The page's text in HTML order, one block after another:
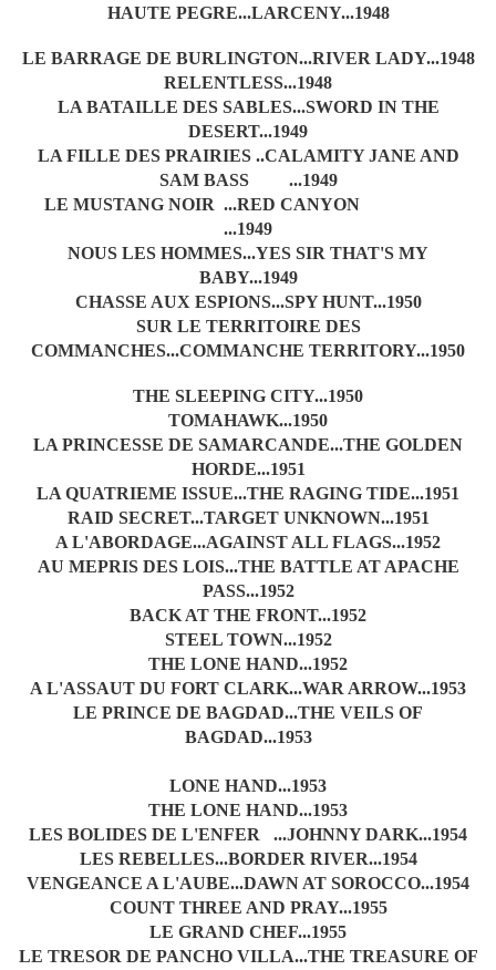
HAUTE PEGRE...LARCENY...1948
LE BARRAGE DE BURLINGTON...RIVER LADY...1948
RELENTLESS...1948
LA BATAILLE DES SABLES...SWORD IN THE
DESERT...1949
LA FILLE DES PRAIRIES ..CALAMITY JANE AND
SAM BASS ...1949
LE MUSTANG NOIR ...RED CANYON
...1949
NOUS LES HOMMES...YES SIR THAT'S MY
BABY...1949
CHASSE AUX ESPIONS...SPY HUNT...1950
SUR LE TERRITOIRE DES
COMMANCHES...COMMANCHE TERRITORY...1950
THE SLEEPING CITY...1950
TOMAHAWK...1950
LA PRINCESSE DE SAMARCANDE...THE GOLDEN
HORDE...1951
LA QUATRIEME ISSUE...THE RAGING TIDE...1951
RAID SECRET...TARGET UNKNOWN...1951
A L'ABORDAGE...AGAINST ALL FLAGS...1952
AU MEPRIS DES LOIS...THE BATTLE AT APACHE
PASS...1952
BACK AT THE FRONT...1952
STEEL TOWN...1952
THE LONE HAND...1952
A L'ASSAUT DU FORT CLARK...WAR ARROW...1953
LE PRINCE DE BAGDAD...THE VEILS OF
BAGDAD...1953
LONE HAND...1953
THE LONE HAND...1953
LES BOLIDES DE L'ENFER ...JOHNNY DARK...1954
LES REBELLES...BORDER RIVER...1954
VENGEANCE A L'AUBE...DAWN AT SOROCCO...1954
COUNT THREE AND PRAY...1955
LE GRAND CHEF...1955
LE TRESOR DE PANCHO VILLA...THE TREASURE OF